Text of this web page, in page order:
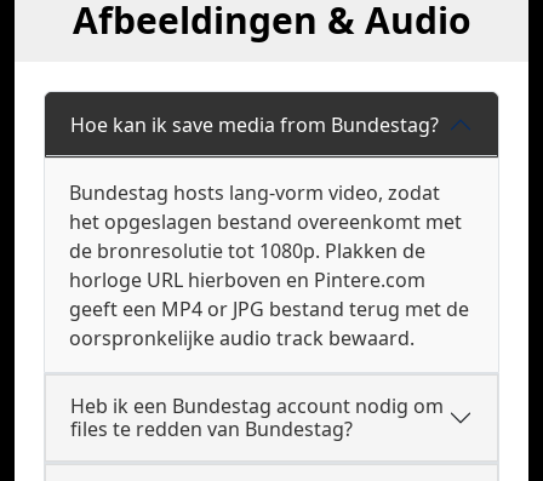
Afbeeldingen & Audio
Hoe kan ik save media from Bundestag?
Bundestag hosts lang-vorm video, zodat
het opgeslagen bestand overeenkomt met
de bronresolutie tot 1080p. Plakken de
horloge URL hierboven en Pintere.com
geeft een MP4 or JPG bestand terug met de
oorspronkelijke audio track bewaard.
Heb ik een Bundestag account nodig om
files te redden van Bundestag?